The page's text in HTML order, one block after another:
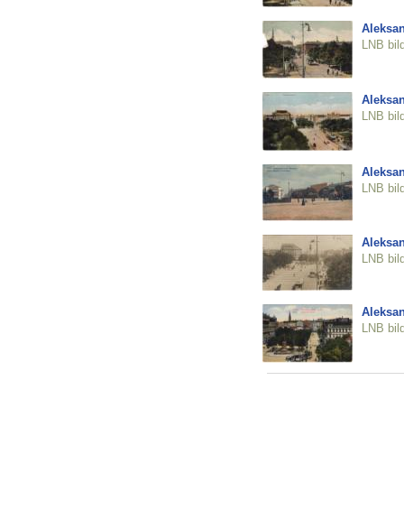
LNB
LNB
LNB
LNB
LNB